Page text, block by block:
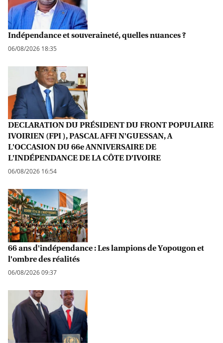
Indépendance et souveraineté, quelles nuances ?
06/08/2026 18:35
DECLARATION DU PRÉSIDENT DU FRONT POPULAIRE
IVOIRIEN (FPI ), PASCAL AFFI N'GUESSAN, A
L'OCCASION DU 66e ANNIVERSAIRE DE
L'INDÉPENDANCE DE LA CÔTE D'IVOIRE
06/08/2026 16:54
66 ans d'indépendance : Les lampions de Yopougon et
l'ombre des réalités
06/08/2026 09:37